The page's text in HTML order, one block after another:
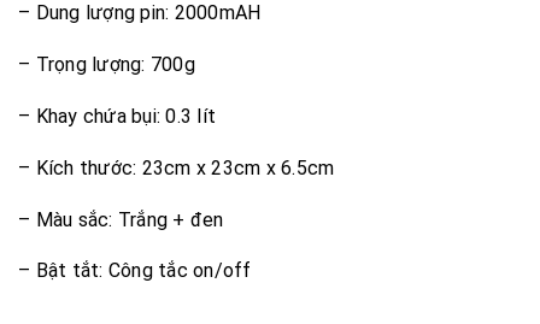
– Dung lượng pin: 2000mAH
– Trọng lượng: 700g
– Khay chứa bụi: 0.3 lít
– Kích thước: 23cm x 23cm x 6.5cm
– Màu sắc: Trắng + đen
– Bật tắt: Công tắc on/off